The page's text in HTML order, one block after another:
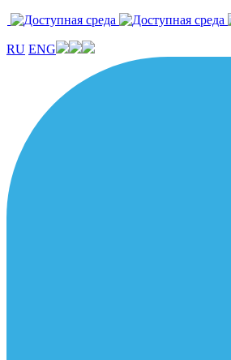
RU ENG